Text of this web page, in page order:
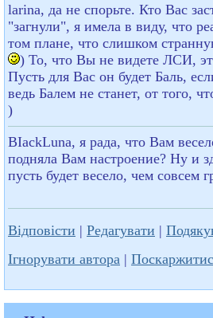
larina, да не спорьте. Кто Вас
"загнули", я имела в виду, что
том плане, что слишком
) То, что Вы не видете ЛСИ,
Пусть для Вас он будет Баль,
ведь Балем не станет, от того,
)
BIackLuna, я рада, что Вам
подняла Вам настроение? Ну и
пусть будет весело, чем совсем
Відповісти | Редагувати |
Ігнорувати автора |